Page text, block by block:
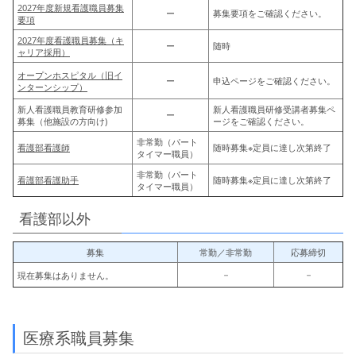
2027年度新規看護職員募集
要項
ー 募集要項をご確認ください。
2027年度看護職員募集 （キ
ャリア採用）
ー 随時
オープンホスピタル （旧イ
ンターンシップ）
ー 申込ページをご確認ください。
新人看護職員教育研修参加
募集 （他施設の方向け)
ー
新人看護職員研修受講者募集ペ
ージをご確認ください。
看護部看護師
非常勤（パート
タイマー職員）
随時募集※定員に達し次第終了
看護部看護助手
非常勤（パート
タイマー職員）
随時募集※定員に達し次第終了
看護部以外
募集 常勤／非常勤
応募締切
現在募集はありません。
－ －
医療系職員募集